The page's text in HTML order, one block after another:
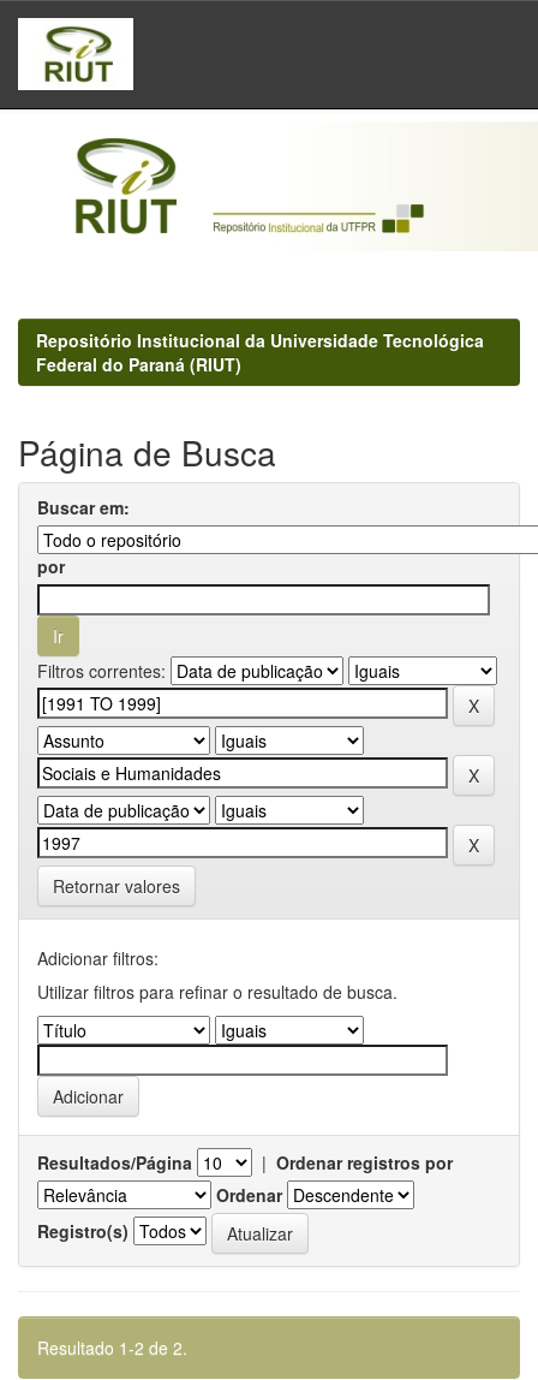
Skip
navigation
Repositório Institucional da Universidade Tecnológica
Federal do Paraná (RIUT)
Página de Busca
Buscar em:
por
Filtros correntes:
Retornar valores
Adicionar filtros:
Utilizar filtros para refinar o resultado de busca.
Resultados/Página | Ordenar registros por
Ordenar
Registro(s)
Resultado 1-2 de 2.